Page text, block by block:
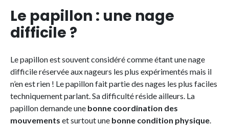
Le papillon : une nage
difficile ?
Le papillon est souvent considéré comme étant une nage
difficile réservée aux nageurs les plus expérimentés mais il
n’en est rien ! Le papillon fait partie des nages les plus faciles
techniquement parlant. Sa difficulté réside ailleurs. La
papillon demande une bonne coordination des
mouvements et surtout une bonne condition physique.